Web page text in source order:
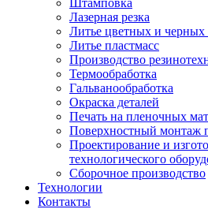
Лазерная резка
Литье цветных и черных
Литье пластмасс
Производство
Термообработка
Гальванообработка
Окраска деталей
Печать на пленочных
Поверхностный монтаж
Проектирование и
технологического
Сборочное производство
Технологии
Контакты